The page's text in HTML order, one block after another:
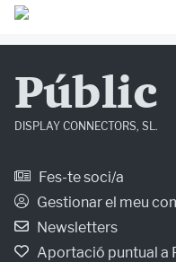
Públic
DISPLAY CONNECTORS, SL.
Fes-te soci/a
Gestionar el meu
Newsletters
Aportació puntual a